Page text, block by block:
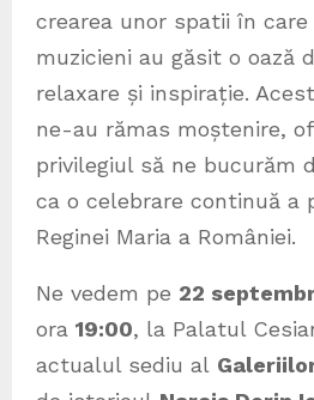
crearea unor spatii în
muzicieni au găsit o oază
relaxare și inspirație.
ne-au rămas moștenire,
privilegiul să ne bucurăm
ca o celebrare continuă a
Reginei Maria a României.
Ne vedem pe 22
ora 19:00, la Palatul
actualul sediu al